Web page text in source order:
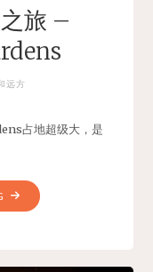
旅 –
远方
占地超级大，是
"2017